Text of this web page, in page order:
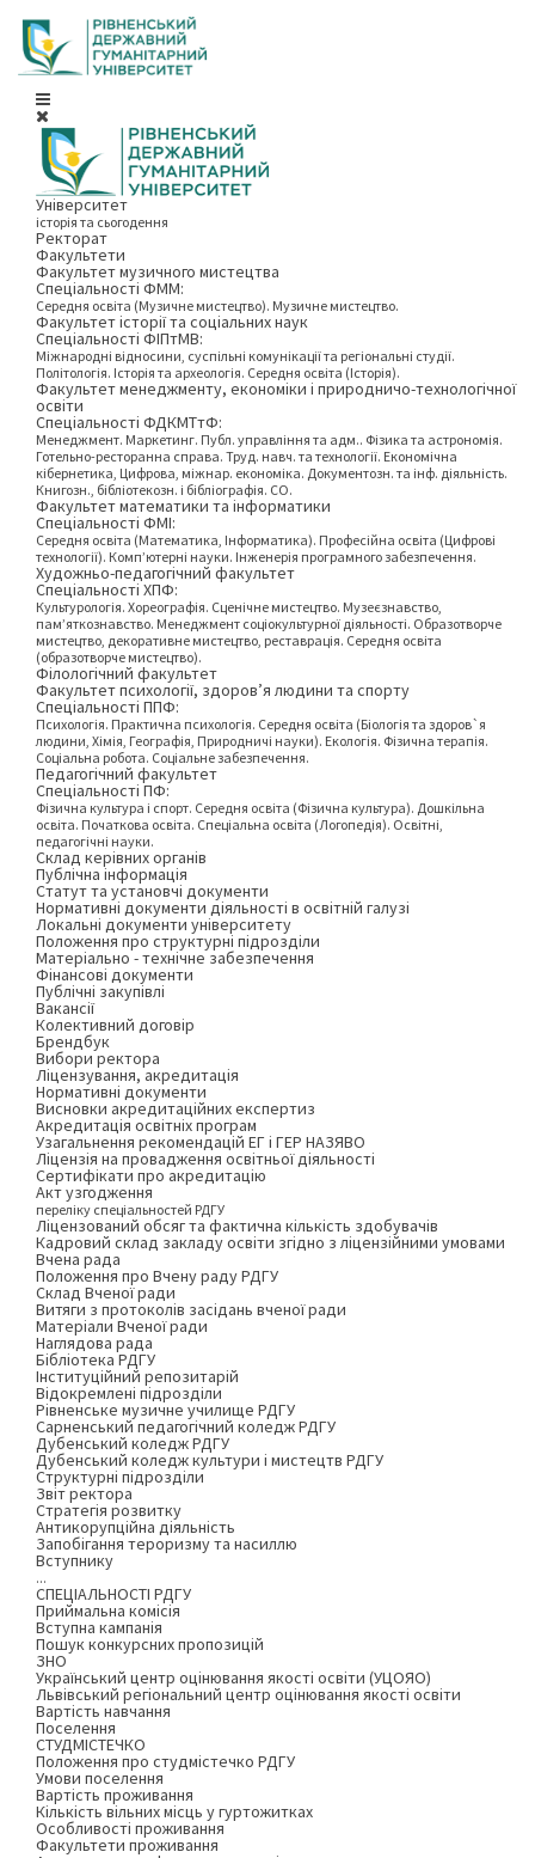
Університет
історія та сьогодення
Ректорат
Факультети
Факультет музичного мистецтва
Спеціальності ФММ:
Середня освіта (Музичне мистецтво). Музичне мистецтво.
Факультет історії та соціальних наук
Спеціальності ФІПтМВ:
Міжнародні відносини, суспільні комунікації та регіональні студії.
Політологія. Історія та археологія. Середня освіта (Історія).
Факультет менеджменту, економіки і природничо-технологічної
освіти
Спеціальності ФДКМТтФ:
Менеджмент. Маркетинг. Публ. управління та адм.. Фізика та астрономія.
Готельно-ресторанна справа. Труд. навч. та технології. Економічна
кібернетика, Цифрова, міжнар. економіка. Документозн. та інф. діяльність.
Книгозн., бібліотекозн. і бібліографія. СО.
Факультет математики та інформатики
Спеціальності ФМІ:
Середня освіта (Математика, Інформатика). Професійна освіта (Цифрові
технології). Комп’ютерні науки. Інженерія програмного забезпечення.
Художньо-педагогічний факультет
Спеціальності ХПФ:
Культурологія. Хореографія. Сценічне мистецтво. Музеєзнавство,
пам’яткознавство. Менеджмент соціокультурної діяльності. Образотворче
мистецтво, декоративне мистецтво, реставрація. Середня освіта
(образотворче мистецтво).
Філологічний факультет
Факультет психології, здоров’я людини та спорту
Спеціальності ППФ:
Психологія. Практична психологія. Середня освіта (Біологія та здоров`я
людини, Хімія, Географія, Природничі науки). Екологія. Фізична терапія.
Соціальна робота. Соціальне забезпечення.
Педагогічний факультет
Спеціальності ПФ:
Фізична культура і спорт. Середня освіта (Фізична культура). Дошкільна
освіта. Початкова освіта. Спеціальна освіта (Логопедія). Освітні,
педагогічні науки.
Склад керівних органів
Публічна інформація
Статут та установчі документи
Нормативні документи діяльності в освітній галузі
Локальні документи університету
Положення про структурні підрозділи
Матеріально - технічне забезпечення
Фінансові документи
Публічні закупівлі
Вакансії
Колективний договір
Брендбук
Вибори ректора
Ліцензування, акредитація
Нормативні документи
Висновки акредитаційних експертиз
Акредитація освітніх програм
Узагальнення рекомендацій ЕГ і ГЕР НАЗЯВО
Ліцензія на провадження освітньої діяльності
Сертифікати про акредитацію
Акт узгодження
переліку спеціальностей РДГУ
Ліцензований обсяг та фактична кількість здобувачів
Кадровий склад закладу освіти згідно з ліцензійними умовами
Вчена рада
Положення про Вчену раду РДГУ
Склад Вченої ради
Витяги з протоколів засідань вченої ради
Матеріали Вченої ради
Наглядова рада
Бібліотека РДГУ
Інституційний репозитарій
Відокремлені підрозділи
Рівненське музичне училище РДГУ
Сарненський педагогічний коледж РДГУ
Дубенський коледж РДГУ
Дубенський коледж культури і мистецтв РДГУ
Структурні підрозділи
Звіт ректора
Стратегія розвитку
Антикорупційна діяльність
Запобігання тероризму та насиллю
Вступнику
...
СПЕЦІАЛЬНОСТІ РДГУ
Приймальна комісія
Вступна кампанія
Пошук конкурсних пропозицій
ЗНО
Український центр оцінювання якості освіти (УЦОЯО)
Львівський регіональний центр оцінювання якості освіти
Вартість навчання
Поселення
СТУДМІСТЕЧКО
Положення про студмістечко РДГУ
Умови поселення
Вартість проживання
Кількість вільних місць у гуртожитках
Особливості проживання
Факультети проживання